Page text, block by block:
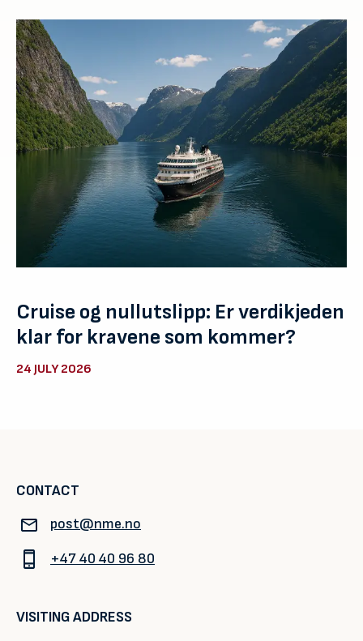
Cruise og nullutslipp: Er verdikjeden
klar for kravene som kommer?
24 JULY 2026
CONTACT
post@nme.no
+47 40 40 96 80
VISITING ADDRESS